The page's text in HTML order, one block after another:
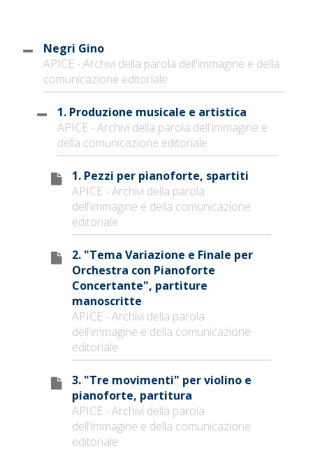
Negri Gino
APICE - Archivi della parola dell'immagine e della
comunicazione editoriale
1. Produzione musicale e artistica
APICE - Archivi della parola dell'immagine e
della comunicazione editoriale
1. Pezzi per pianoforte, spartiti
APICE - Archivi della parola
dell'immagine e della comunicazione
editoriale
2. "Tema Variazione e Finale per
Orchestra con Pianoforte
Concertante", partiture
manoscritte
APICE - Archivi della parola
dell'immagine e della comunicazione
editoriale
3. "Tre movimenti" per violino e
pianoforte, partitura
APICE - Archivi della parola
dell'immagine e della comunicazione
editoriale